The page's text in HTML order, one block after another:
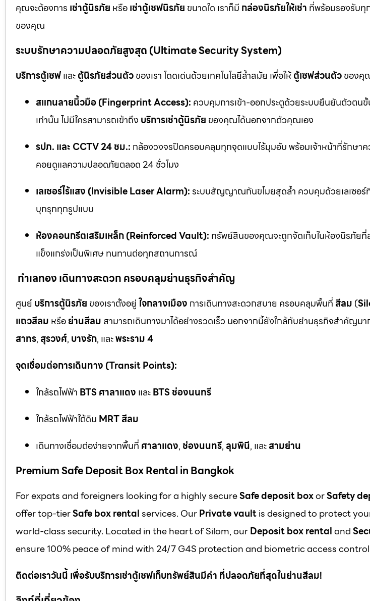
คุณจะต้องการ เช่าตู้นิรภัย หรือเช่าตู้เซฟนิรภัย ขนาดใด เราก็มี กล่องนิรภัยให้เช่า ที่พร้อมรองรับทุ
ของคุณ
ระบบรักษาความปลอดภัยสูงสุด (Ultimate Security System)
บริการตู้เซฟและตู้นิรภัยส่วนตัวของเรา โดดเด่นด้วยเทคโนโลยีล้ำสมัย เพื่อให้ตู้เซฟส่วนตัวของคุ
สแกนลายนิ้วมือ (Fingerprint Access): ควบคุมการเข้า-ออกประตูด้วยระบบยืนยันตัวต
เท่านั้น ไม่มีใครสามารถเข้าถึง บริการเช่าตู้นิรภัย ของคุณได้นอกจากตัวคุณเอง
รปภ. และ CCTV 24 ชม.: กล้องวงจรปิดครอบคลุมทุกจุดแบบไร้มุมอับ พร้อมเจ้าหน้าที่รักษา
คอยดูแลความปลอดภัยตลอด 24 ชั่วโมง
เลเซอร์ไร้แสง (Invisible Laser Alarm):ระบบสัญญาณกันขโมยสุดล้ำ ควบคุมด้วยเลเซอร์
บุกรุกทุกรูปแบบ
ห้องคอนกรีตเสริมเหล็ก (Reinforced Vault): ทรัพย์สินของคุณจะถูกจัดเก็บในห้องนิรภัยที่
แข็งแกร่งเป็นพิเศษ ทนทานต่อทุกสถานการณ์
ทำเลทอง เดินทางสะดวก ครอบคลุมย่านธุรกิจสำคัญ
ศูนย์บริการตู้นิรภัย ของเราตั้งอยู่ใจกลางเมือง การเดินทางสะดวกสบาย ครอบคลุมพื้นที่ สีลม (
แถวสีลม หรือย่านสีลม สามารถเดินทางมาได้อย่างรวดเร็ว นอกจากนี้ยังใกล้กับย่านธุรกิจสำคัญมา
สาทร, สุรวงศ์, บางรัก, และพระราม 4
จุดเชื่อมต่อการเดินทาง (Transit Points):
ใกล้รถไฟฟ้า BTS ศาลาแดง และBTS ช่องนนทรี
ใกล้รถไฟฟ้าใต้ดิน MRT สีลม
เดินทางเชื่อมต่อง่ายจากพื้นที่ ศาลาแดง, ช่องนนทรี, ลุมพินี, และสามย่าน
Premium Safe Deposit Box Rental in Bangkok
For expats and foreigners looking for a highly secureSafe deposit boxorSafety
offer top-tierSafe box rentalservices. OurPrivate vaultis designed to protect
world-class security. Located in the heart of Silom, ourDeposit box rentaland
ensure 100% peace of mind with 24/7 G4S protection and biometric access
ติดต่อเราวันนี้ เพื่อรับบริการเช่าตู้เซฟเก็บทรัพย์สินมีค่า ที่ปลอดภัยที่สุดในย่านสีลม!